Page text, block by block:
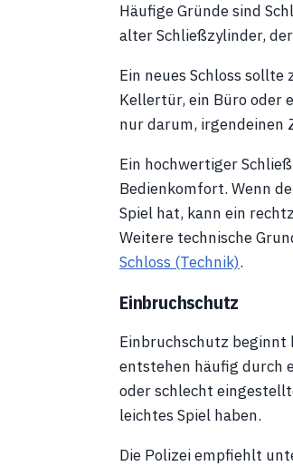
Häufige Gründe sind
alter Schließzylinder,
Ein neues Schloss
Kellertür, ein Büro oder
nur darum, irgendeinen
Ein hochwertiger
Bedienkomfort. Wenn
Spiel hat, kann ein
Weitere technische
Schloss (Technik).
Einbruchschutz
Einbruchschutz beginnt
entstehen häufig durch
oder schlecht
leichtes Spiel haben.
Die Polizei empfiehlt